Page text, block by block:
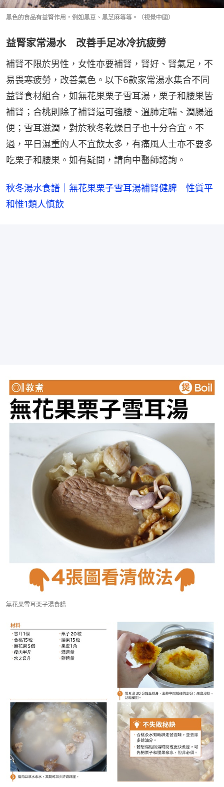
黑色的食品有益腎作用，例如黑豆、黑芝麻等等。（視覺中國）
益腎家常湯水 改善手足冰冷抗疲勞
補腎不限於男性，女性亦要補腎，腎好、腎氣足，不
易畏寒疲勞，改善氣色。以下6款家常湯水集合不同
益腎食材組合，如無花果栗子雪耳湯，栗子和腰果皆
補腎；合桃則除了補腎還可強腰、溫肺定喘、潤腸通
便；雪耳滋潤，對於秋冬乾燥日子也十分合宜。不
過，平日濕重的人不宜飲太多，有痛風人士亦不要多
吃栗子和腰果。如有疑問，請向中醫師諮詢。
秋冬湯水食譜｜無花果栗子雪耳湯補腎健脾　性質平
和惟1類人慎飲
無花果雪耳栗子湯食譜